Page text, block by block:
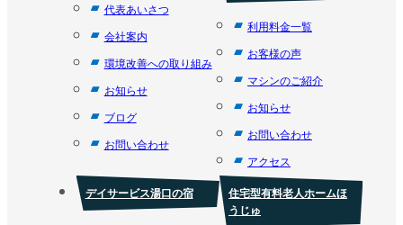
代表あいさつ
会社案内
環境改善への取り組み
お知らせ
ブログ
お問い合わせ
利用料金一覧
お客様の声
マシンのご紹介
お知らせ
お問い合わせ
アクセス
デイサービス湯口の宿
住宅型有料老人ホームほ
うじゅ